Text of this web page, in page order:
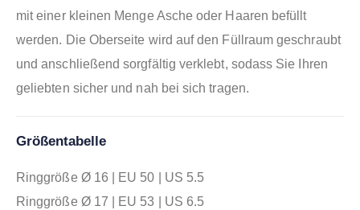
mit einer kleinen Menge Asche oder Haaren befüllt
werden. Die Oberseite wird auf den Füllraum geschraubt
und anschließend sorgfältig verklebt, sodass Sie Ihren
geliebten sicher und nah bei sich tragen.
Größentabelle
Ringgröße Ø 16 | EU 50 | US 5.5
Ringgröße Ø 17 | EU 53 | US 6.5